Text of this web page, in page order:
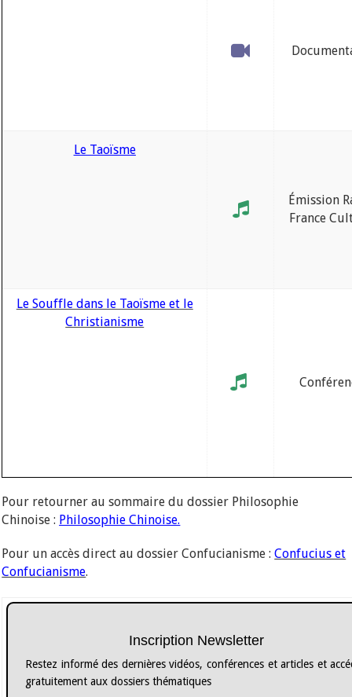
Le Taoïsme
Émission
France
Le Souffle dans le Taoïsme et le
Christianisme
Pour retourner au sommaire du dossier Philosophie
Chinoise : Philosophie Chinoise.
Pour un accès direct au dossier Confucianisme :Confucius et
Confucianisme.
Inscription Newsletter
Restez informé des dernières vidéos, conférences et articles et
gratuitement aux dossiers thématiques